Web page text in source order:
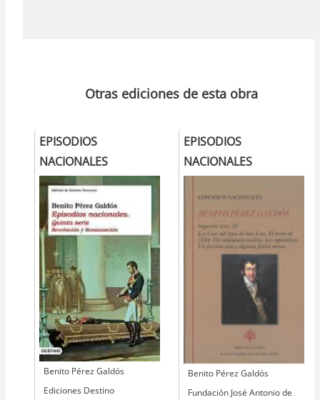
Otras ediciones de esta obra
EPISODIOS
NACIONALES
Autor
Benito Pérez Galdós
Editorial
Ediciones Destino
EPISODIOS
NACIONALES
Autor
Benito Pérez Galdós
Editorial
Fundación José Antonio de